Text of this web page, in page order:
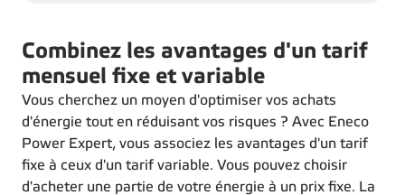
Combinez les avantages d'un tarif
mensuel fixe et variable
Vous cherchez un moyen d'optimiser vos achats
d'énergie tout en réduisant vos risques ? Avec Eneco
Power Expert, vous associez les avantages d'un tarif
fixe à ceux d'un tarif variable. Vous pouvez choisir
d'acheter une partie de votre énergie à un prix fixe. La